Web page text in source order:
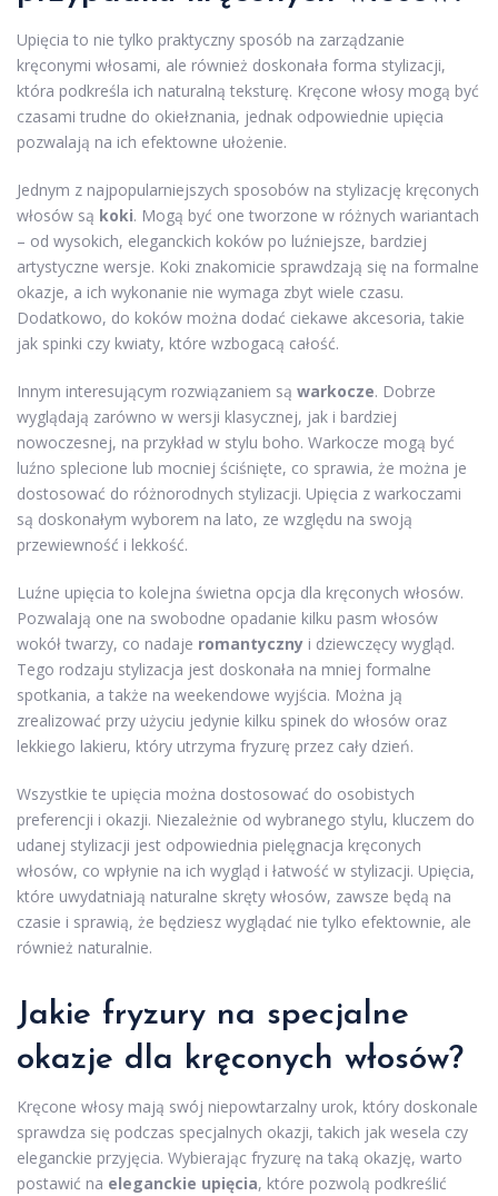
Upięcia to nie tylko praktyczny sposób na zarządzanie
kręconymi włosami, ale również doskonała forma stylizacji,
która podkreśla ich naturalną teksturę. Kręcone włosy mogą być
czasami trudne do okiełznania, jednak odpowiednie upięcia
pozwalają na ich efektowne ułożenie.
Jednym z najpopularniejszych sposobów na stylizację kręconych
włosów są koki. Mogą być one tworzone w różnych wariantach
– od wysokich, eleganckich koków po luźniejsze, bardziej
artystyczne wersje. Koki znakomicie sprawdzają się na formalne
okazje, a ich wykonanie nie wymaga zbyt wiele czasu.
Dodatkowo, do koków można dodać ciekawe akcesoria, takie
jak spinki czy kwiaty, które wzbogacą całość.
Innym interesującym rozwiązaniem są warkocze. Dobrze
wyglądają zarówno w wersji klasycznej, jak i bardziej
nowoczesnej, na przykład w stylu boho. Warkocze mogą być
luźno splecione lub mocniej ściśnięte, co sprawia, że można je
dostosować do różnorodnych stylizacji. Upięcia z warkoczami
są doskonałym wyborem na lato, ze względu na swoją
przewiewność i lekkość.
Luźne upięcia to kolejna świetna opcja dla kręconych włosów.
Pozwalają one na swobodne opadanie kilku pasm włosów
wokół twarzy, co nadaje romantyczny i dziewczęcy wygląd.
Tego rodzaju stylizacja jest doskonała na mniej formalne
spotkania, a także na weekendowe wyjścia. Można ją
zrealizować przy użyciu jedynie kilku spinek do włosów oraz
lekkiego lakieru, który utrzyma fryzurę przez cały dzień.
Wszystkie te upięcia można dostosować do osobistych
preferencji i okazji. Niezależnie od wybranego stylu, kluczem do
udanej stylizacji jest odpowiednia pielęgnacja kręconych
włosów, co wpłynie na ich wygląd i łatwość w stylizacji. Upięcia,
które uwydatniają naturalne skręty włosów, zawsze będą na
czasie i sprawią, że będziesz wyglądać nie tylko efektownie, ale
również naturalnie.
Jakie fryzury na specjalne
okazje dla kręconych włosów?
Kręcone włosy mają swój niepowtarzalny urok, który doskonale
sprawdza się podczas specjalnych okazji, takich jak wesela czy
eleganckie przyjęcia. Wybierając fryzurę na taką okazję, warto
postawić na eleganckie upięcia, które pozwolą podkreślić